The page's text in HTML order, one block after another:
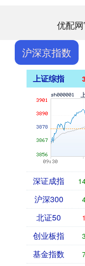
优配
沪深京指数
上证综指
深证成指
沪深300
北证50
创业板指
基金指数